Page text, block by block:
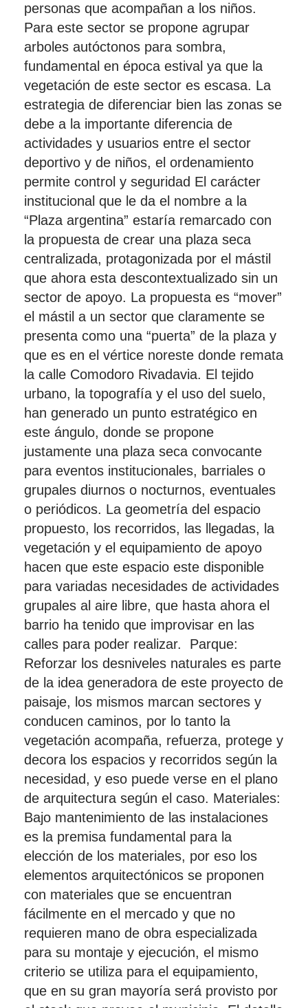
personas que acompañan a los niños.
Para este sector se propone agrupar
arboles autóctonos para sombra,
fundamental en época estival ya que la
vegetación de este sector es escasa. La
estrategia de diferenciar bien las zonas se
debe a la importante diferencia de
actividades y usuarios entre el sector
deportivo y de niños, el ordenamiento
permite control y seguridad El carácter
institucional que le da el nombre a la
“Plaza argentina” estaría remarcado con
la propuesta de crear una plaza seca
centralizada, protagonizada por el mástil
que ahora esta descontextualizado sin un
sector de apoyo. La propuesta es “mover”
el mástil a un sector que claramente se
presenta como una “puerta” de la plaza y
que es en el vértice noreste donde remata
la calle Comodoro Rivadavia. El tejido
urbano, la topografía y el uso del suelo,
han generado un punto estratégico en
este ángulo, donde se propone
justamente una plaza seca convocante
para eventos institucionales, barriales o
grupales diurnos o nocturnos, eventuales
o periódicos. La geometría del espacio
propuesto, los recorridos, las llegadas, la
vegetación y el equipamiento de apoyo
hacen que este espacio este disponible
para variadas necesidades de actividades
grupales al aire libre, que hasta ahora el
barrio ha tenido que improvisar en las
calles para poder realizar. Parque:
Reforzar los desniveles naturales es parte
de la idea generadora de este proyecto de
paisaje, los mismos marcan sectores y
conducen caminos, por lo tanto la
vegetación acompaña, refuerza, protege y
decora los espacios y recorridos según la
necesidad, y eso puede verse en el plano
de arquitectura según el caso. Materiales:
Bajo mantenimiento de las instalaciones
es la premisa fundamental para la
elección de los materiales, por eso los
elementos arquitectónicos se proponen
con materiales que se encuentran
fácilmente en el mercado y que no
requieren mano de obra especializada
para su montaje y ejecución, el mismo
criterio se utiliza para el equipamiento,
que en su gran mayoría será provisto por